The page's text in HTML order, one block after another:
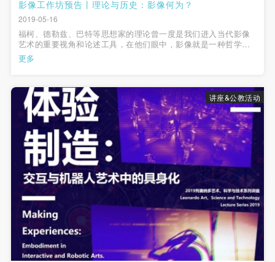
影像工作坊预告丨理论与历史：影像何为？
2019-05-16
福柯、德勒兹、巴特等思想家的理论曾一度是我们进入当代影像
艺术的重要视角和论述工具，在他们眼中，影像就是一种哲学实
验，而他们的写作本身也可以说是一部影像——装置。
更多
讲座&公教活动
备以人为本、团结友爱、互相帮助和助人为乐的良好
品质。
第三条
参加本次活动人员应该是成年人（具有完全民事行为
同下参观。
第四条
参加活动者在此次活动期间的人身安全责任自负。鼓
励参加者自行购买人身安全保险。活动中一旦出现事
故，活动中任何非事故当事人及美术馆将不承担人身
事故的任何责任，但有互相援助的义务。参加活动的
成员应当积极主动的组织实施救援工作，但对事故本
身不承担任何法律责任和经济责任。参加本次活动者
的人身安全不负有民事及相关连带责任。
第五条
备以人为本、团结友爱、互相帮助和助人为乐的良好
品质。
第三条
参加本次活动人员应该是成年人（具有完全民事行为
同下参观。
第四条
参加活动者在此次活动期间的人身安全责任自负。鼓
励参加者自行购买人身安全保险。活动中一旦出现事
故，活动中任何非事故当事人及美术馆将不承担人身
事故的任何责任，但有互相援助的义务。参加活动的
成员应当积极主动的组织实施救援工作，但对事故本
身不承担任何法律责任和经济责任。参加本次活动者
的人身安全不负有民事及相关连带责任。
第五条
备以人为本、团结友爱、互相帮助和助人为乐的良好
品质。
第三条
参加本次活动人员应该是成年人（具有完全民事行为
同下参观。
第四条
参加活动者在此次活动期间的人身安全责任自负。鼓
励参加者自行购买人身安全保险。活动中一旦出现事
故，活动中任何非事故当事人及美术馆将不承担人身
事故的任何责任，但有互相援助的义务。参加活动的
成员应当积极主动的组织实施救援工作，但对事故本
身不承担任何法律责任和经济责任。参加本次活动者
的人身安全不负有民事及相关连带责任。
第五条